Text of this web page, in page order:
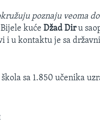
poznaju veoma
kućeDžad Diru
i u kontaktu je sa
sa 1.850 učenika